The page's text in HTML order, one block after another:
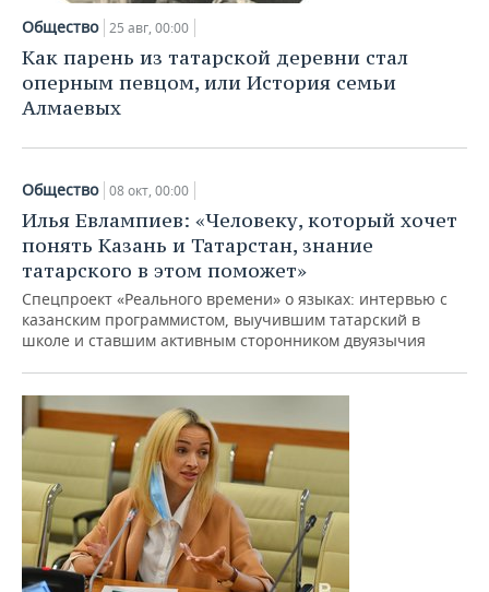
НЕФТЕХИМИЯ
НЕФТЬ
ОПК
РОЗНИЧНАЯ ТОРГОВЛЯ
ТРАНСПОРТ
НОВОСТИ ТЕХНОЛОГИЙ
IT
ТЕЛЕКОММУНИКАЦИИ
МЕРОПРИЯТИЯ
НОВОСТИ МЕРОПРИЯТИЙ
БИЗНЕС-БРАНЧИ
ONLINE-КОНФЕРЕНЦИИ
ОТКРЫТАЯ ЛЕКЦИЯ
СПОРТ
ФУТБОЛ
ХОККЕЙ
БАСКЕТБОЛ
ВОЛЕЙБОЛ
КИБЕРСПОРТ
ФИГУРНОЕ КАТАНИЕ
ВОДНЫЕ ВИДЫ СПОРТА
ХОККЕЙ С МЯЧОМ
ОБЩЕСТВО
НОВОСТИ ОБЩЕСТВА
ВЛАСТЬ
ИНФРАСТРУКТУРА
ИСТОРИЯ
КУЛЬТУРА
МЕДИЦИНА
ОБРАЗОВАНИЕ
ПРОИСШЕСТВИЯ
ФОТОГАЛЕРЕЯ
СЮЖЕТЫ
СПРАВОЧНИК
СПИСОК ПЕРСОН
СПИСОК КОМПАНИЙ
ПОЛНАЯ ВЕРСИЯ
Общество 25 авг, 00:00
Как парень из татарской деревни стал
оперным певцом, или История семьи
Алмаевых
Общество 08 окт, 00:00
Илья Евлампиев: «Человеку, который хочет
понять Казань и Татарстан, знание
татарского в этом поможет»
Спецпроект «Реального времени» о языках: интервью с
казанским программистом, выучившим татарский в
школе и ставшим активным сторонником двуязычия